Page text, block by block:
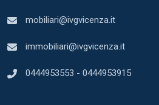
mobiliari@ivgvicenza.it
immobiliari@ivgvicenza.it
0444953553 - 0444953915